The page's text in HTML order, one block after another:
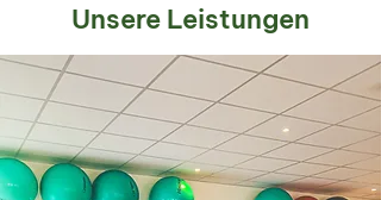
Unsere Leistungen